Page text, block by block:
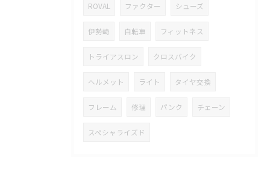
ROVAL ファクター シューズ
伊勢崎 自転車 フィットネス
トライアスロン クロスバイク
ヘルメット ライト タイヤ交換
フレーム 修理 パンク チェーン
スペシャライズド